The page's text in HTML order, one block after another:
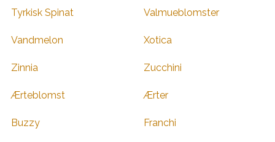
Tyrkisk Spinat Valmueblomster
Vandmelon Xotica
Zinnia Zucchini
Ærteblomst Ærter
Buzzy Franchi